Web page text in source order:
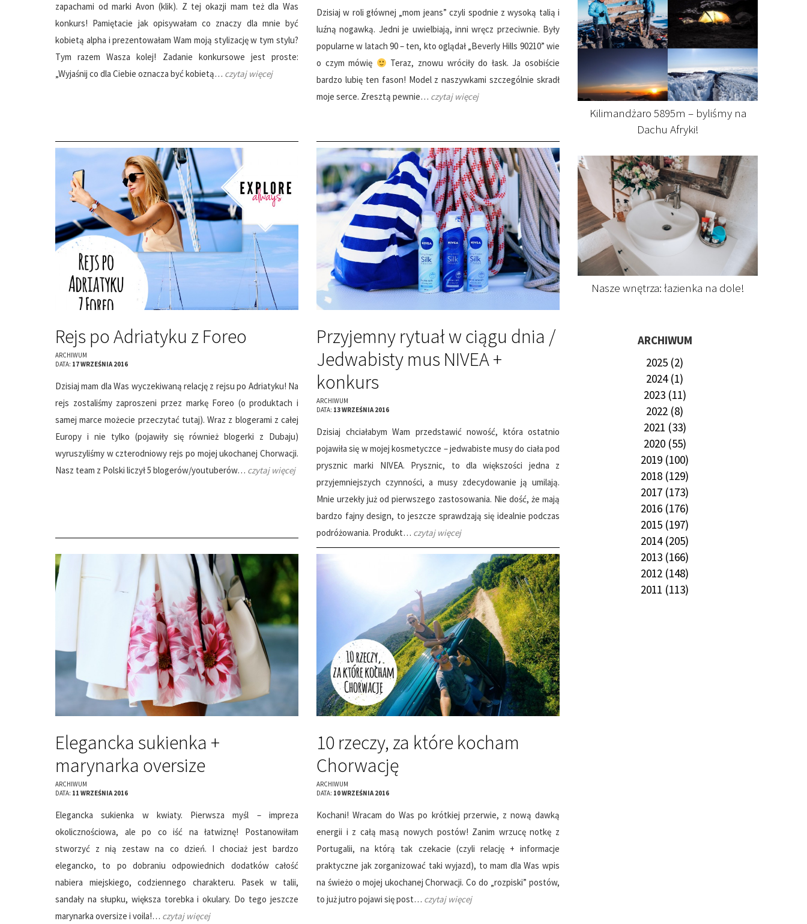
zapachami od marki Avon (klik). Z tej okazji mam też dla Was
konkurs! Pamiętacie jak opisywałam co znaczy dla mnie być
kobietą alpha i prezentowałam Wam moją stylizację w tym stylu?
Tym razem Wasza kolej! Zadanie konkursowe jest proste:
„Wyjaśnij co dla Ciebie oznacza być kobietą… czytaj więcej
Dzisiaj w roli głównej „mom jeans” czyli spodnie z wysoką talią i
luźną nogawką. Jedni je uwielbiają, inni wręcz przeciwnie. Były
popularne w latach 90 – ten, kto oglądał „Beverly Hills 90210” wie
o czym mówię
Teraz, znowu wróciły do łask. Ja osobiście
bardzo lubię ten fason! Model z naszywkami szczególnie skradł
moje serce. Zresztą pewnie… czytaj więcej
Rejs po Adriatyku z Foreo
ARCHIWUM
DATA: 17 WRZEŚNIA 2016
Dzisiaj mam dla Was wyczekiwaną relację z rejsu po Adriatyku! Na
rejs zostaliśmy zaproszeni przez markę Foreo (o produktach i
samej marce możecie przeczytać tutaj). Wraz z blogerami z całej
Europy i nie tylko (pojawiły się również blogerki z Dubaju)
wyruszyliśmy w czterodniowy rejs po mojej ukochanej Chorwacji.
Nasz team z Polski liczył 5 blogerów/youtuberów… czytaj więcej
Przyjemny rytuał w ciągu dnia /
Jedwabisty mus NIVEA +
konkurs
ARCHIWUM
DATA: 13 WRZEŚNIA 2016
Dzisiaj chciałabym Wam przedstawić nowość, która ostatnio
pojawiła się w mojej kosmetyczce – jedwabiste musy do ciała pod
prysznic marki NIVEA. Prysznic, to dla większości jedna z
przyjemniejszych czynności, a musy zdecydowanie ją umilają.
Mnie urzekły już od pierwszego zastosowania. Nie dość, że mają
bardzo fajny design, to jeszcze sprawdzają się idealnie podczas
podróżowania. Produkt… czytaj więcej
Elegancka sukienka +
marynarka oversize
ARCHIWUM
DATA: 11 WRZEŚNIA 2016
Elegancka sukienka w kwiaty. Pierwsza myśl – impreza
okolicznościowa, ale po co iść na łatwiznę! Postanowiłam
stworzyć z nią zestaw na co dzień. I chociaż jest bardzo
elegancko, to po dobraniu odpowiednich dodatków całość
nabiera miejskiego, codziennego charakteru. Pasek w talii,
sandały na słupku, większa torebka i okulary. Do tego jeszcze
marynarka oversize i voila!… czytaj więcej
10 rzeczy, za które kocham
Chorwację
ARCHIWUM
DATA: 10 WRZEŚNIA 2016
Kochani! Wracam do Was po krótkiej przerwie, z nową dawką
energii i z całą masą nowych postów! Zanim wrzucę notkę z
Portugalii, na którą tak czekacie (czyli relację + informacje
praktyczne jak zorganizować taki wyjazd), to mam dla Was wpis
na świeżo o mojej ukochanej Chorwacji. Co do „rozpiski” postów,
to już jutro pojawi się post… czytaj więcej
Kilimandżaro 5895m – byliśmy na
Dachu Afryki!
Nasze wnętrza: łazienka na dole!
ARCHIWUM
2025 (2)
2024 (1)
2023 (11)
2022 (8)
2021 (33)
2020 (55)
2019 (100)
2018 (129)
2017 (173)
2016 (176)
2015 (197)
2014 (205)
2013 (166)
2012 (148)
2011 (113)